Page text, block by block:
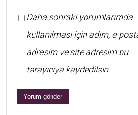
Daha sonraki yorumlarımda
kullanılması için adım, e-
adresim ve site adresim bu
tarayıcıya kaydedilsin.